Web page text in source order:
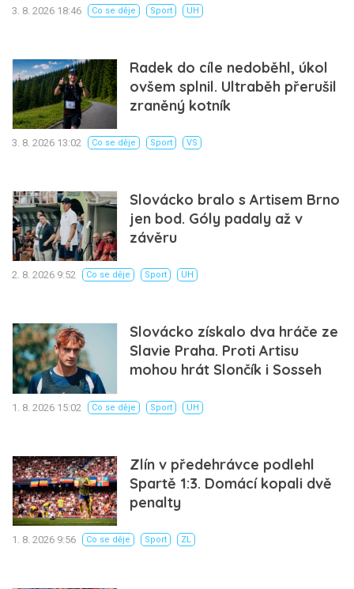
3. 8. 2026 18:46 Co se děje Sport UH
Radek do cíle nedoběhl, úkol
ovšem splnil. Ultraběh přerušil
zraněný kotník
3. 8. 2026 13:02 Co se děje Sport VS
Slovácko bralo s Artisem Brno
jen bod. Góly padaly až v
závěru
2. 8. 2026 9:52 Co se děje Sport UH
Slovácko získalo dva hráče ze
Slavie Praha. Proti Artisu
mohou hrát Slončík i Sosseh
1. 8. 2026 15:02 Co se děje Sport UH
Zlín v předehrávce podlehl
Spartě 1:3. Domácí kopali dvě
penalty
1. 8. 2026 9:56 Co se děje Sport ZL